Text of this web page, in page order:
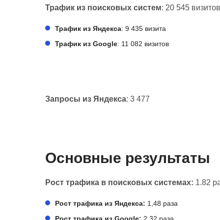
Трафик из поисковых систем: 20 545 визитов
Трафик из Яндекса: 9 435 визита
Трафик из Google: 11 082 визитов
Запросы из Яндекса: 3 477
Основные результаты
Рост трафика в поисковых системах: 1.82
Рост трафика из Яндекса: 1,48 раза